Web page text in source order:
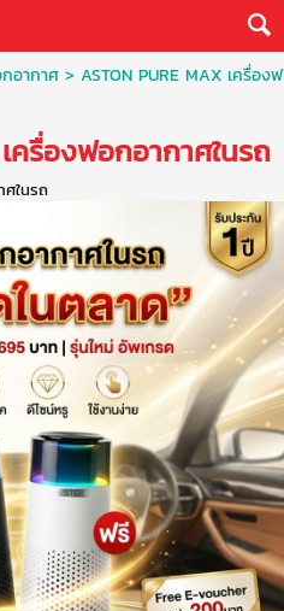
อากาศ> ASTON PURE MAX เครื่องฟ
ครื่องฟอกอากาศในรถ
ในรถ